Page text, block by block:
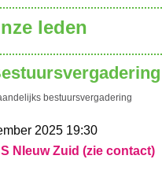
leden
bestuursvergadering
2025 19:30
NIeuw Zuid (zie contact)